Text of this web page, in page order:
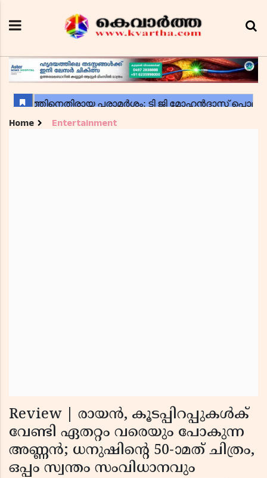
Home Entertainment
Review | രായൻ, കൂടപ്പിറപ്പുകൾക്
വേണ്ടി ഏതറ്റം വരെയും പോകുന്ന
അണ്ണൻ; ധനുഷിന്റെ 50-ാമത് ചിത്രം,
ഒപ്പം സ്വന്തം സംവിധാനവും